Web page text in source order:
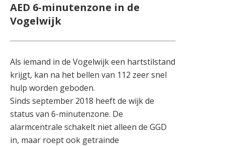
AED 6-minutenzone in de
Vogelwijk
Als iemand in de Vogelwijk een hartstilstand
krijgt, kan na het bellen van 112 zeer snel
hulp worden geboden.
Sinds september 2018 heeft de wijk de
status van 6-minutenzone. De
alarmcentrale schakelt niet alleen de GGD
in, maar roept ook getrainde